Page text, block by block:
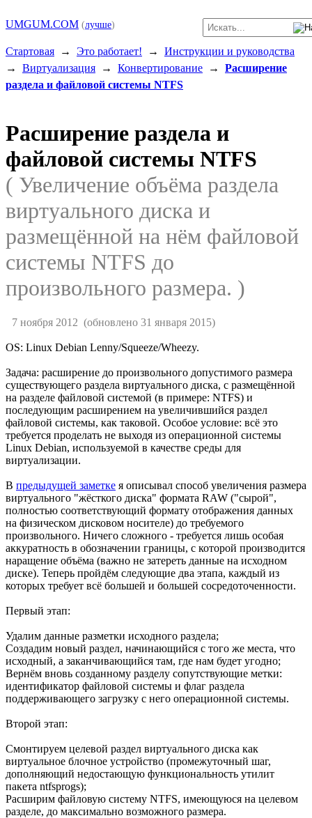
UMGUM.COM (лучше)
Стартовая → Это работает! → Инструкции и руководства
→ Виртуализация → Конвертирование → Расширение
раздела и файловой системы NTFS
Расширение раздела и
файловой системы NTFS
( Увеличение объёма раздела
виртуального диска и
размещённой на нём файловой
системы NTFS до
произвольного размера. )
7 ноября 2012 (обновлено 31 января 2015)
OS: Linux Debian Lenny/Squeeze/Wheezy.
Задача: расширение до произвольного допустимого размера
существующего раздела виртуального диска, с размещённой
на разделе файловой системой (в примере: NTFS) и
последующим расширением на увеличившийся раздел
файловой системы, как таковой. Особое условие: всё это
требуется проделать не выходя из операционной системы
Linux Debian, используемой в качестве среды для
виртуализации.
В предыдущей заметке я описывал способ увеличения размера
виртуального "жёсткого диска" формата RAW ("сырой",
полностью соответствующий формату отображения данных
на физическом дисковом носителе) до требуемого
произвольного. Ничего сложного - требуется лишь особая
аккуратность в обозначении границы, с которой производится
наращение объёма (важно не затереть данные на исходном
диске). Теперь пройдём следующие два этапа, каждый из
которых требует всё большей и большей сосредоточенности.
Первый этап:
Удалим данные разметки исходного раздела;
Создадим новый раздел, начинающийся с того же места, что
исходный, а заканчивающийся там, где нам будет угодно;
Вернём вновь созданному разделу сопутствующие метки:
идентификатор файловой системы и флаг раздела
поддерживающего загрузку с него операционной системы.
Второй этап:
Смонтируем целевой раздел виртуального диска как
виртуальное блочное устройство (промежуточный шаг,
дополняющий недостающую функциональность утилит
пакета ntfsprogs);
Расширим файловую систему NTFS, имеющуюся на целевом
разделе, до максимально возможного размера.